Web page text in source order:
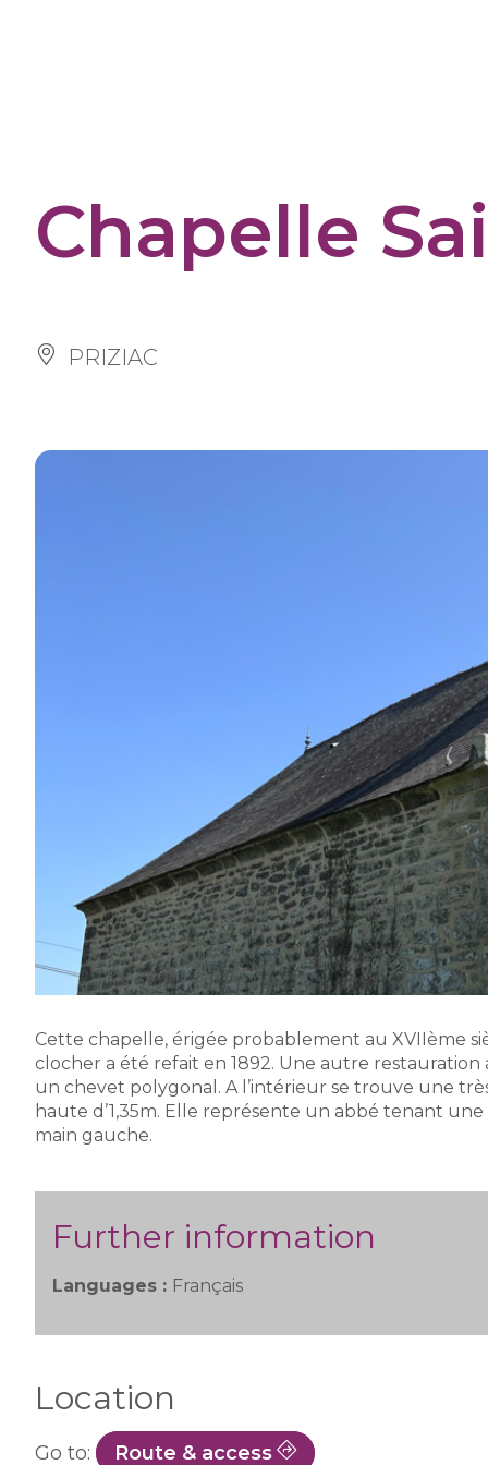
Chapelle
PRIZIAC
Cette chapelle, érigée probablement au XVIIème
clocher a été refait en 1892. Une autre
un chevet polygonal. A l’intérieur se trouve une
haute d’1,35m. Elle représente un abbé tenant
main gauche.
Further information
Languages : Français
Location
Go to: Route & access